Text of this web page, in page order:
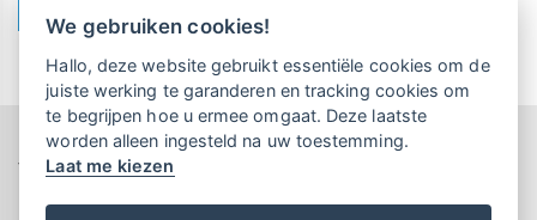
Copyright All Rights Reserved © 2011-2026 UP-TO-DATE
WebDesign
Privacy & Cookies
Locations Algemene Voorwaarden
We gebruiken cookies!
Hallo, deze website gebruikt essentiële cookies om de
juiste werking te garanderen en tracking cookies om
te begrijpen hoe u ermee omgaat. Deze laatste
worden alleen ingesteld na uw toestemming.
Laat me kiezen
een persoonlijke demo.
Maandelijks gratis opleidingen